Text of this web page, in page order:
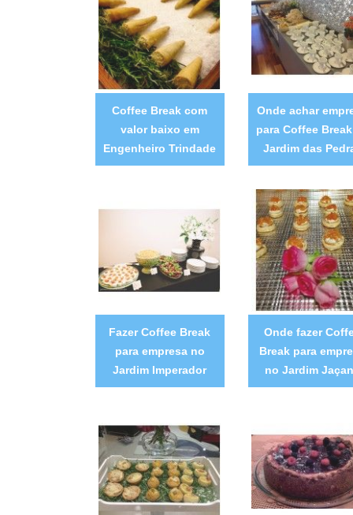
Coffee Break com
valor baixo em
Engenheiro Trindade
Onde achar
para Coffee
Jardim das
Fazer Coffee Break
para empresa no
Jardim Imperador
Onde fazer
Break para
no Jardim